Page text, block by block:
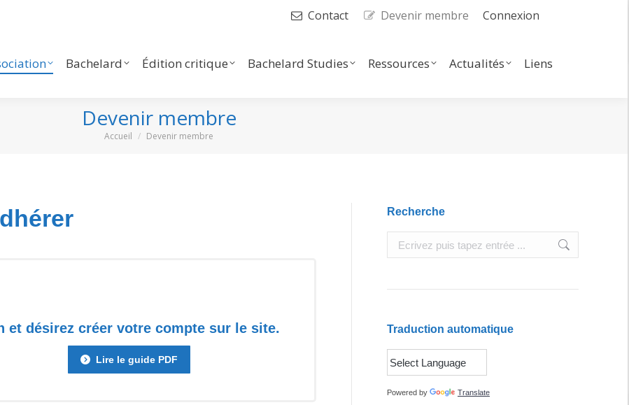
Contact Devenir membre Connexion
Bachelard Édition critique Bachelard Studies Ressources Actualités Liens
Devenir membre
Vous êtes ici :
Accueil Devenir membre
et désirez créer votre compte sur le site.
Lire le guide PDF
Recherche
Search:
Traduction automatique
Powered by Translate
Bachelard Studies Ressources Actualités
Liens